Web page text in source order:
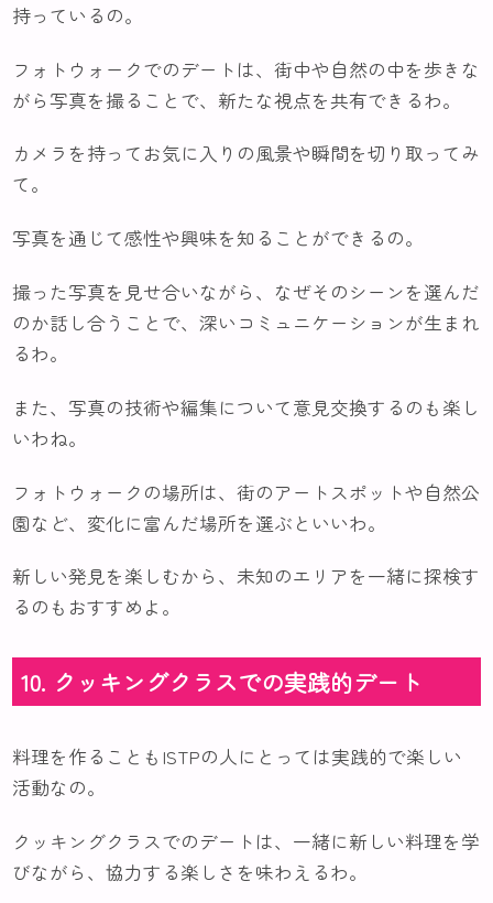
持っているの。
フォトウォークでのデートは、街中や自然の中を歩きな
がら写真を撮ることで、新たな視点を共有できるわ。
カメラを持ってお気に入りの風景や瞬間を切り取ってみ
て。
写真を通じて感性や興味を知ることができるの。
撮った写真を見せ合いながら、なぜそのシーンを選んだ
のか話し合うことで、深いコミュニケーションが生まれ
るわ。
また、写真の技術や編集について意見交換するのも楽し
いわね。
フォトウォークの場所は、街のアートスポットや自然公
園など、変化に富んだ場所を選ぶといいわ。
新しい発見を楽しむから、未知のエリアを一緒に探検す
るのもおすすめよ。
10. クッキングクラスでの実践的デート
料理を作ることもISTPの人にとっては実践的で楽しい
活動なの。
クッキングクラスでのデートは、一緒に新しい料理を学
びながら、協力する楽しさを味わえるわ。